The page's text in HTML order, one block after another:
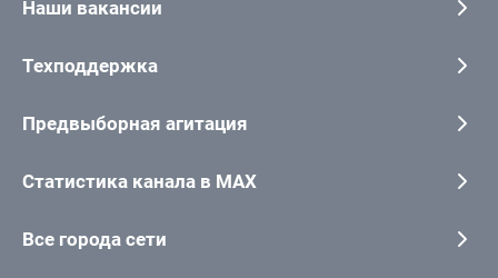
Наши вакансии
Техподдержка
Предвыборная агитация
Статистика канала в MAX
Все города сети